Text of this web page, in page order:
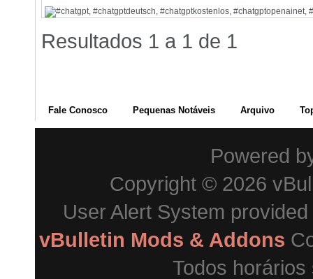
Resultados 1 a 1 de 1
Fale Conosco Pequenas Notáveis Arquivo
Powered
Copyright © 2026
User Alert System
vBulletin Mods & Addons
Todos